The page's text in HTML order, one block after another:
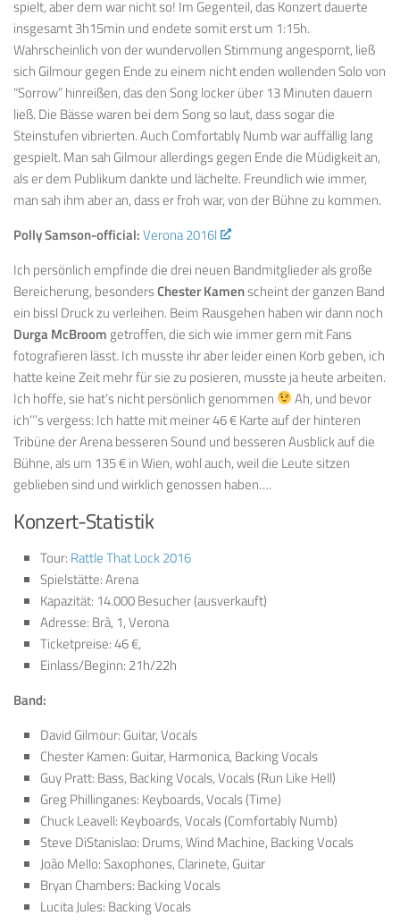
spielt, aber dem war nicht so! Im Gegenteil, das Konzert dauerte
insgesamt 3h15min und endete somit erst um 1:15h.
Wahrscheinlich von der wundervollen Stimmung angespornt, ließ
sich Gilmour gegen Ende zu einem nicht enden wollenden Solo von
“Sorrow” hinreißen, das den Song locker über 13 Minuten dauern
ließ. Die Bässe waren bei dem Song so laut, dass sogar die
Steinstufen vibrierten. Auch Comfortably Numb war auffällig lang
gespielt. Man sah Gilmour allerdings gegen Ende die Müdigkeit an,
als er dem Publikum dankte und lächelte. Freundlich wie immer,
man sah ihm aber an, dass er froh war, von der Bühne zu kommen.
Polly Samson-official:Verona 2016l
Ich persönlich empfinde die drei neuen Bandmitglieder als große
Bereicherung, besondersChester Kamenscheint der ganzen Band
ein bissl Druck zu verleihen. Beim Rausgehen haben wir dann noch
Durga McBroom getroffen, die sich wie immer gern mit Fans
fotografieren lässt. Ich musste ihr aber leider einen Korb geben, ich
hatte keine Zeit mehr für sie zu posieren, musste ja heute arbeiten.
Ich hoffe, sie hat’s nicht persönlich genommen
Ah, und bevor
ich‘’’s vergess: Ich hatte mit meiner 46 € Karte auf der hinteren
Tribüne der Arena besseren Sound und besseren Ausblick auf die
Bühne, als um 135 € in Wien, wohl auch, weil die Leute sitzen
geblieben sind und wirklich genossen haben….
Konzert-Statistik
Tour: Rattle That Lock 2016
Spielstätte: Arena
Kapazität: 14.000 Besucher (ausverkauft)
Adresse: Brà, 1, Verona
Ticketpreise: 46 €,
Einlass/Beginn: 21h/22h
Band:
David Gilmour: Guitar, Vocals
Chester Kamen: Guitar, Harmonica, Backing Vocals
Guy Pratt: Bass, Backing Vocals, Vocals (Run Like Hell)
Greg Phillinganes: Keyboards, Vocals (Time)
Chuck Leavell: Keyboards, Vocals (Comfortably Numb)
Steve DiStanislao: Drums, Wind Machine, Backing Vocals
João Mello: Saxophones, Clarinete, Guitar
Bryan Chambers: Backing Vocals
Lucita Jules: Backing Vocals